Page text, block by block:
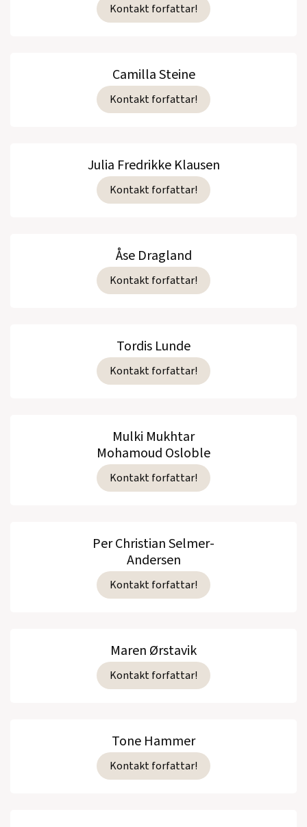
Kontakt forfattar!
Camilla Steine
Kontakt forfattar!
Julia Fredrikke Klausen
Kontakt forfattar!
Åse Dragland
Kontakt forfattar!
Tordis Lunde
Kontakt forfattar!
Mulki Mukhtar
Mohamoud Osloble
Kontakt forfattar!
Per Christian Selmer-
Andersen
Kontakt forfattar!
Maren Ørstavik
Kontakt forfattar!
Tone Hammer
Kontakt forfattar!